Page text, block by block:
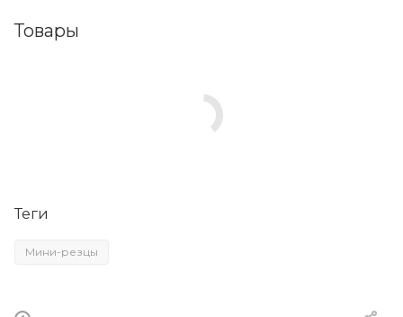
Товары
Теги
Мини-резцы